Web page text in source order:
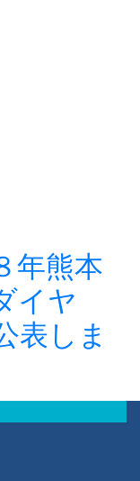
年熊本
イヤ
表しま